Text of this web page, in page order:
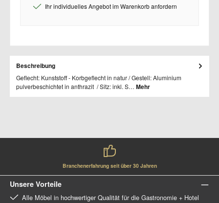
Ihr individuelles Angebot im Warenkorb anfordern
Beschreibung
Geflecht: Kunststoff - Korbgeflecht in natur / Gestell: Aluminium
pulverbeschichtet in anthrazit / Sitz: inkl. S… Mehr
Branchenerfahrung seit über 30 Jahren
Unsere Vorteile
Alle Möbel in hochwertiger Qualität für die Gastronomie + Hotel